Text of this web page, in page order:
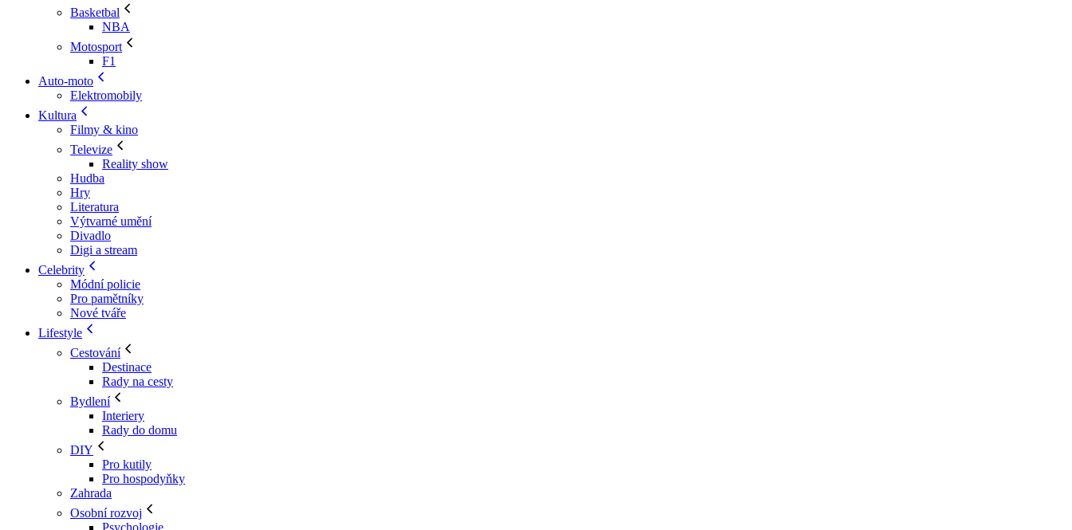
Basketbal
NBA
Motosport
F1
Auto-moto
Elektromobily
Kultura
Filmy & kino
Televize
Reality show
Hudba
Hry
Literatura
Výtvarné umění
Divadlo
Digi a stream
Celebrity
Módní policie
Pro pamětníky
Nové tváře
Lifestyle
Cestování
Destinace
Rady na cesty
Bydlení
Interiery
Rady do domu
DIY
Pro kutily
Pro hospodyňky
Zahrada
Osobní rozvoj
Psychologie